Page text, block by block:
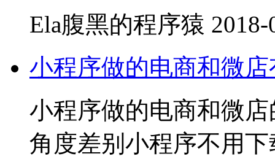
Ela腹黑的程序猿 2018-
小程序做的电商和微
小程序做的电商和微
角度差别小程序不用